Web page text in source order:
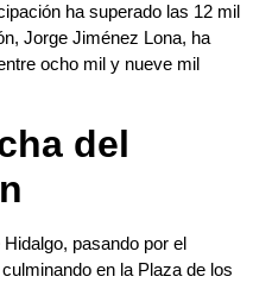
ha superado las 12 mil
Jorge Jiménez Lona, ha
ocho mil y nueve mil
del
pasando por el
en la Plaza de los